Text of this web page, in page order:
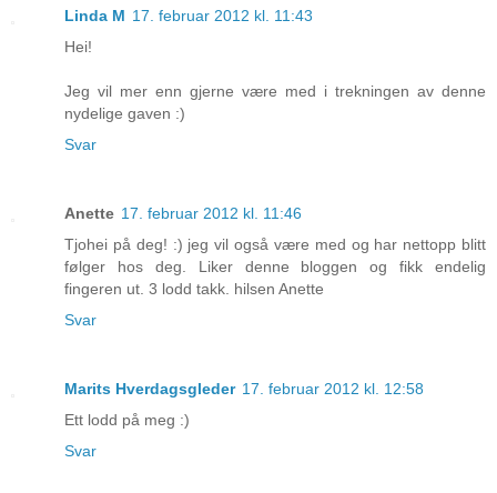
Linda M 17. februar 2012 kl. 11:43
Hei!
Jeg vil mer enn gjerne være med i trekningen av denne
nydelige gaven :)
Svar
Anette 17. februar 2012 kl. 11:46
Tjohei på deg! :) jeg vil også være med og har nettopp blitt
følger hos deg. Liker denne bloggen og fikk endelig
fingeren ut. 3 lodd takk. hilsen Anette
Svar
Marits Hverdagsgleder 17. februar 2012 kl. 12:58
Ett lodd på meg :)
Svar